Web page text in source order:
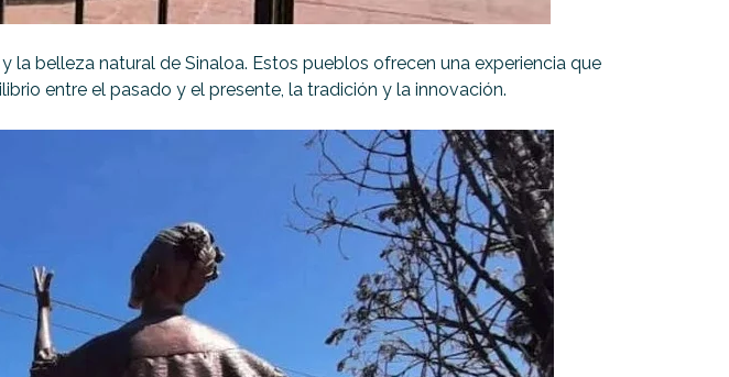
belleza natural de Sinaloa. Estos pueblos ofrecen una experiencia que
entre el pasado y el presente, la tradición y la innovación.